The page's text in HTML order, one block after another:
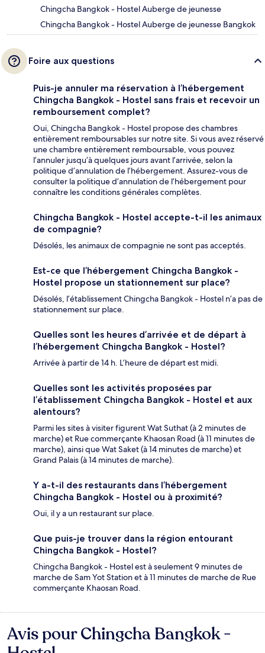
Chingcha Bangkok - Hostel Auberge de jeunesse
Chingcha Bangkok - Hostel Auberge de jeunesse Bangkok
Foire aux questions
Puis-je annuler ma réservation à l’hébergement
Chingcha Bangkok - Hostel sans frais et recevoir un
remboursement complet?
Oui, Chingcha Bangkok - Hostel propose des chambres
entièrement remboursables sur notre site. Si vous avez réservé
une chambre entièrement remboursable, vous pouvez
l’annuler jusqu’à quelques jours avant l’arrivée, selon la
politique d’annulation de l’hébergement. Assurez-vous de
consulter la politique d’annulation de l’hébergement pour
connaître les conditions générales complètes.
Chingcha Bangkok - Hostel accepte-t-il les animaux
de compagnie?
Désolés, les animaux de compagnie ne sont pas acceptés.
Est-ce que l’hébergement Chingcha Bangkok -
Hostel propose un stationnement sur place?
Désolés, l’établissement Chingcha Bangkok - Hostel n’a pas de
stationnement sur place.
Quelles sont les heures d’arrivée et de départ à
l’hébergement Chingcha Bangkok - Hostel?
Arrivée à partir de 14 h. L’heure de départ est midi.
Quelles sont les activités proposées par
l’établissement Chingcha Bangkok - Hostel et aux
alentours?
Parmi les sites à visiter figurent Wat Suthat (à 2 minutes de
marche) et Rue commerçante Khaosan Road (à 11 minutes de
marche), ainsi que Wat Saket (à 14 minutes de marche) et
Grand Palais (à 14 minutes de marche).
Y a-t-il des restaurants dans l’hébergement
Chingcha Bangkok - Hostel ou à proximité?
Oui, il y a un restaurant sur place.
Que puis-je trouver dans la région entourant
Chingcha Bangkok - Hostel?
Chingcha Bangkok - Hostel est à seulement 9 minutes de
marche de Sam Yot Station et à 11 minutes de marche de Rue
commerçante Khaosan Road.
Avis
Avis pour Chingcha Bangkok -